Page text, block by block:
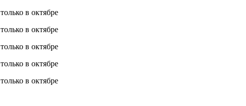
только в октябре
только в октябре
только в октябре
только в октябре
только в октябре